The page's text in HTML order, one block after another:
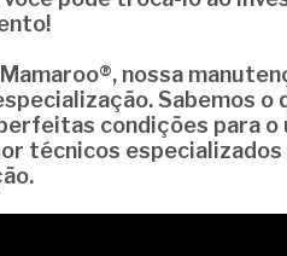
, nossa
Sabemos
condições para o
técnicos especializados